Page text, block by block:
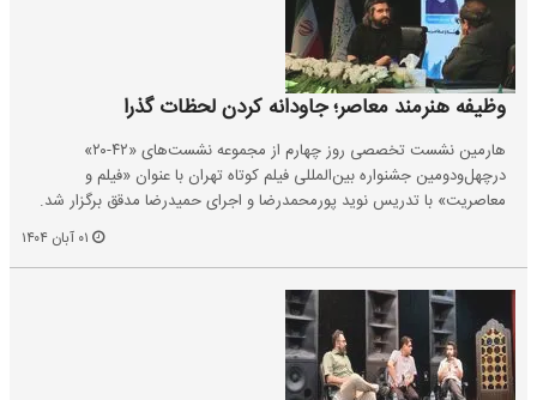
وظیفه هنرمند معاصر؛ جاودانه کردن لحظات گذرا
هارمین نشست تخصصی روز چهارم از مجموعه نشست‌های «۴۲-۲۰»
درچهل‌ودومین جشنواره بین‌المللی فیلم کوتاه تهران با عنوان «فیلم و
معاصریت» با تدریس نوید پورمحمدرضا و اجرای حمیدرضا مدقق برگزار شد.